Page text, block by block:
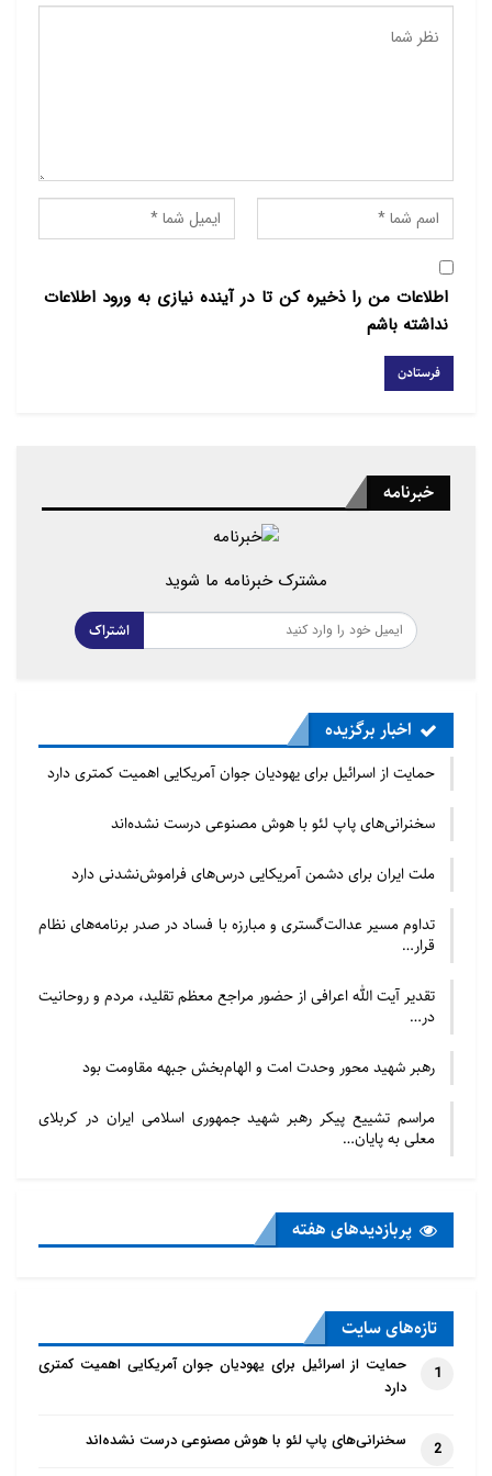
یاسر) به تاریخ ۴ خرداد ۱۳۹۲ شمسی (مصادف با ۱۵ رجب
المرجب ۱۴۳۴ قمری) بال
(که نام نظامی «سید یاسر» را برای خود انتخاب کرده بود)
نیز در‌‌ همان
جبهه، خرقهٔ شهادت پوشید و به «عباس» ملحق گشت.
منبع : مشرق
اطلاعات من را ذخیره کن تا در آینده نیازی به ورود اطلاعات
نداشته باشم
خبرنامه
مشترک خبرنامه ما شوید
اشتراک
اخبار برگزیده
حمایت از اسرائیل برای یهودیان جوان آمریکایی اهمیت کمتری دارد
سخنرانی‌های پاپ لئو با هوش مصنوعی درست نشده‌اند
ملت ایران برای دشمن آمریکایی درس‌های فراموش‌نشدنی دارد
تداوم مسیر عدالت‌گستری و مبارزه با فساد در صدر برنامه‌های نظام
قرار…
تقدیر آیت الله اعرافی از حضور مراجع معظم تقلید، مردم و روحانیت
در…
رهبر شهید محور وحدت امت و الهام‌بخش جبهه مقاومت بود
مراسم تشییع پیکر رهبر شهید جمهوری اسلامی ایران در کربلای
معلی به پایان…
پربازدید‌های هفته
تازه‌‌های سایت
1
حمایت از اسرائیل برای یهودیان جوان آمریکایی اهمیت کمتری
دارد
2 سخنرانی‌های پاپ لئو با هوش مصنوعی درست نشده‌اند